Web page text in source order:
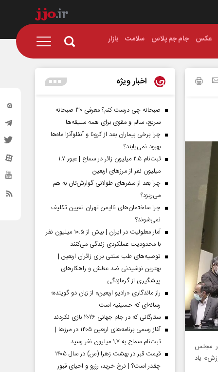
عکس جام جم پلاس سلامت بازار
در مجلس
یاد
اخبار ویژه
صبحانه چی درست کنم؟ معرفی ۳۰ صبحانه
سریع، سالم و مقوی برای همه سلیقه‌ها
چرا برخی بیماران بعد از کرونا و آنفلوآنزا ماه‌ها
بهبود نمی‌یابند؟
ثبت‌نام ۲.۵ میلیون زائر در سماح | عبور ۱.۷
میلیون نفر از مرز‌های اربعین
چرا بعد از سفرهای طولانی گوارش‌تان به هم
می‌ریزد؟
چرا ساختمان‌های ناایمن تهران تعیین تکلیف
نمی‌شوند؟
آمار معلولیت در ایران | بیش از ۱۰.۵ میلیون نفر
با محدودیت عملکردی زندگی می‌کنند
توصیه‌های طب سنتی برای زائران اربعین |
بهترین نوشیدنی ضد عطش و راهکارهای
پیشگیری از گرمازدگی
راز ماندگاری «رادیو اربعین» از زبان دو گوینده؛
رسانه‌ای که حسینیه است
ستارگانی که در جام جهانی ۲۰۲۶ بازی نکردند
آغاز رسمی برنامه‌های اربعین ۱۴۰۵ در مرز‌ها |
ثبت‌نام سماح به ۱.۷ میلیون نفر رسید
قیمت قبر در بهشت زهرا (س) در سال ۱۴۰۵
چقدر است؟ | نرخ خرید، رزرو و احیای قبور